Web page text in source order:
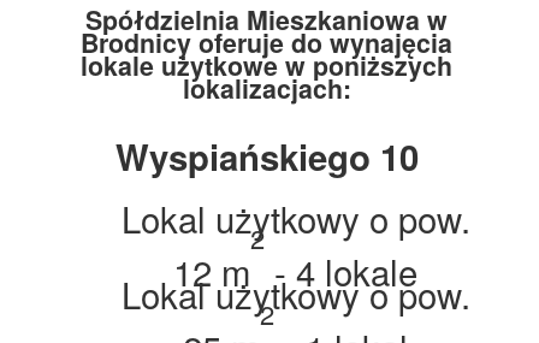
Spółdzielnia Mieszkaniowa w
Brodnicy oferuje do wynajęcia
lokale użytkowe w poniższych
lokalizacjach:
Wyspiańskiego 10
Lokal użytkowy o pow.
2 - 4 lokale
Lokal użytkowy o pow.
2 - 1 lokal